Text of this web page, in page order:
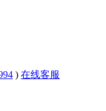
) 在线客服